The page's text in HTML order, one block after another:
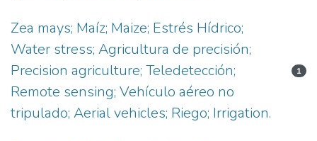
Zea mays; Maíz; Maize; Estrés Hídrico;
Water stress; Agricultura de precisión;
Precision agriculture; Teledetección;
Remote sensing; Vehículo aéreo no
tripulado; Aerial vehicles; Riego; Irrigation.
1